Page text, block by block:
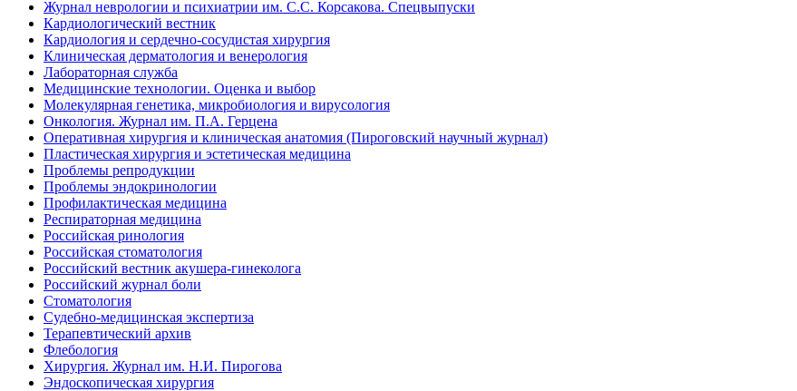
Журнал неврологии и психиатрии им. С.С. Корсакова. Спецвыпуски
Кардиологический вестник
Кардиология и сердечно-сосудистая хирургия
Клиническая дерматология и венерология
Лабораторная служба
Медицинские технологии. Оценка и выбор
Молекулярная генетика, микробиология и вирусология
Онкология. Журнал им. П.А. Герцена
Оперативная хирургия и клиническая анатомия (Пироговский научный журнал)
Пластическая хирургия и эстетическая медицина
Проблемы репродукции
Проблемы эндокринологии
Профилактическая медицина
Респираторная медицина
Российская ринология
Российская стоматология
Российский вестник акушера-гинеколога
Российский журнал боли
Стоматология
Судебно-медицинская экспертиза
Терапевтический архив
Флебология
Хирургия. Журнал им. Н.И. Пирогова
Эндоскопическая хирургия